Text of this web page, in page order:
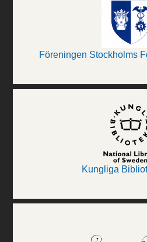
Föreningen Stockholms
Kungliga